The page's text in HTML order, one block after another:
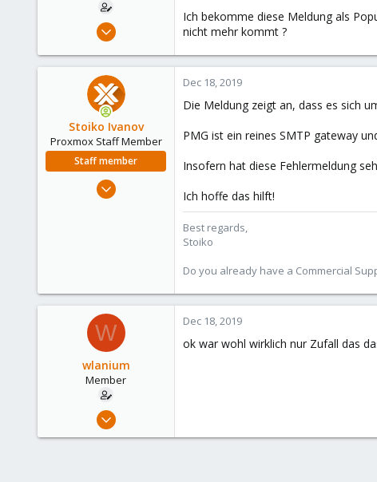
Dec 18, 2019
0
Ich bekomme diese Meldung als
nicht mehr kommt ?
Stoiko Ivanov
Proxmox Staff Member
Staff member
May 2, 2018
Dec 18, 2019
Die Meldung zeigt an, dass es sich
PMG ist ein reines SMTP gateway
Insofern hat diese Fehlermeldung
Ich hoffe das hilft!
Best regards,
Stoiko
Do you already have a Commercial
W
wlanium
Member
Dec 18, 2019
Dec 18, 2019
ok war wohl wirklich nur Zufall das